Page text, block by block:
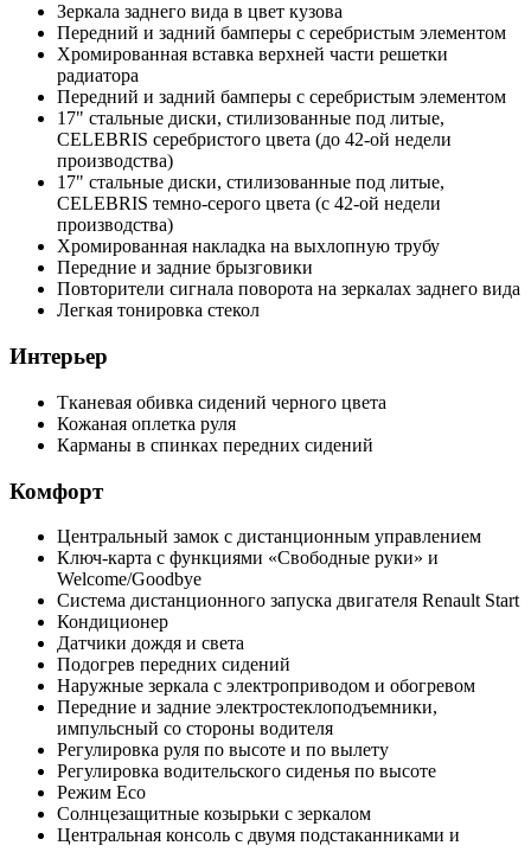
Зеркала заднего вида в цвет кузова
Передний и задний бамперы с серебристым элементом
Хромированная вставка верхней части решетки
радиатора
Передний и задний бамперы с серебристым элементом
17" стальные диски, стилизованные под литые,
CELEBRIS серебристого цвета (до 42-ой недели
производства)
17" стальные диски, стилизованные под литые,
CELEBRIS темно-серого цвета (с 42-ой недели
производства)
Хромированная накладка на выхлопную трубу
Передние и задние брызговики
Повторители сигнала поворота на зеркалах заднего вида
Легкая тонировка стекол
Интерьер
Тканевая обивка сидений черного цвета
Кожаная оплетка руля
Карманы в спинках передних сидений
Комфорт
Центральный замок с дистанционным управлением
Ключ-карта с функциями «Свободные руки» и
Welcome/Goodbye
Система дистанционного запуска двигателя Renault Start
Кондиционер
Датчики дождя и света
Подогрев передних сидений
Наружные зеркала с электроприводом и обогревом
Передние и задние электростеклоподъемники,
импульсный со стороны водителя
Регулировка руля по высоте и по вылету
Регулировка водительского сиденья по высоте
Режим Eco
Солнцезащитные козырьки с зеркалом
Центральная консоль с двумя подстаканниками и